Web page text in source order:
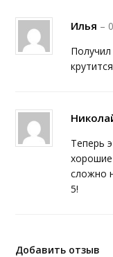
Илья –
Теперь
хорошие
сложно
5!
Добавить отзыв